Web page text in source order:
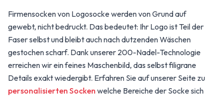
Firmensocken von Logosocke werden von Grund auf
gewebt, nicht bedruckt. Das bedeutet: Ihr Logo ist Teil der
Faser selbst und bleibt auch nach dutzenden Wäschen
gestochen scharf. Dank unserer 200-Nadel-Technologie
erreichen wir ein feines Maschenbild, das selbst filigrane
Details exakt wiedergibt. Erfahren Sie auf unserer Seite zu
personalisierten Socken welche Bereiche der Socke sich